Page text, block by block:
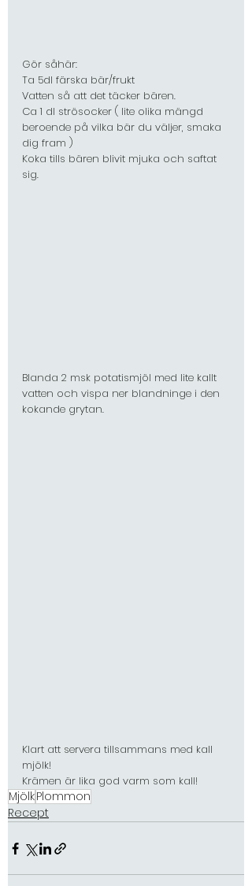
Gör såhär:
Ta 5dl färska bär/frukt
Vatten så att det täcker bären.
Ca 1 dl strösocker ( lite olika mängd
beroende på vilka bär du väljer, smaka
dig fram )
Koka tills bären blivit mjuka och saftat
sig.
Blanda 2 msk potatismjöl med lite kallt
vatten och vispa ner blandninge i den
kokande grytan.
Klart att servera tillsammans med kall
mjölk!
Krämen är lika god varm som kall!
MjölkPlommon
Recept